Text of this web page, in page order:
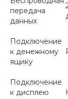
передача
данных
Подключение
к денежному
ящику
Подключение
к дисплею